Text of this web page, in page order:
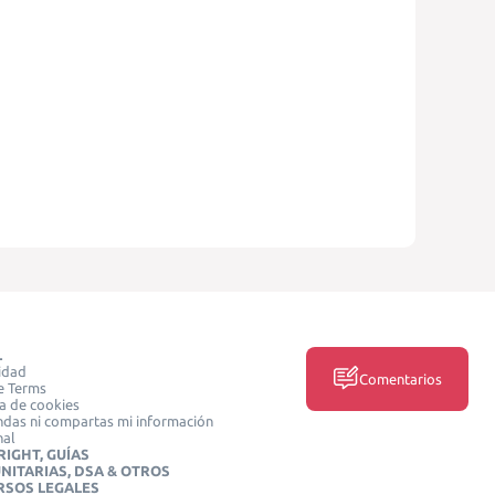
Terms
de cookies
ni compartas mi información
GUÍAS
DSA & OTROS
LEGALES
Comentarios